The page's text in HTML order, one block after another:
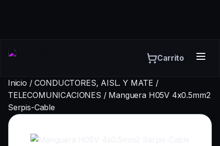
Carrito
Inicio / CONDUCTORES, AISL. Y MATE /
TELECOMUNICACIONES / Manguera H05V 4x0.5mm2
Serpis-Cable